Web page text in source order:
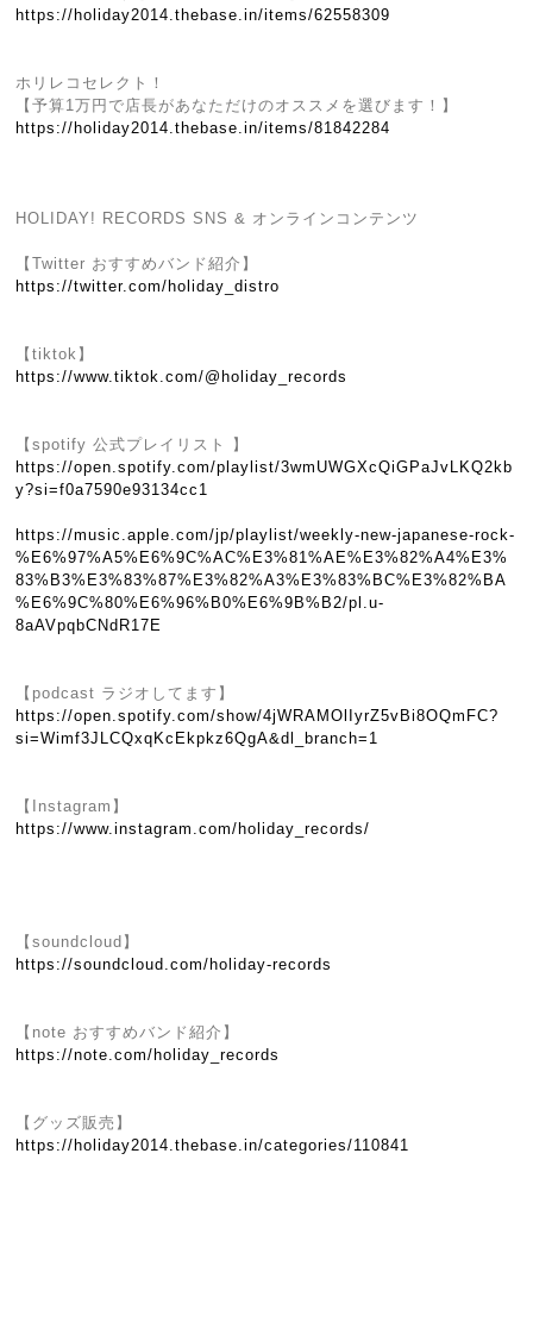
https://holiday2014.thebase.in/items/62558309
ホリレコセレクト！
【予算1万円で店長があなただけのオススメを選びます！】
https://holiday2014.thebase.in/items/81842284
HOLIDAY! RECORDS SNS & オンラインコンテンツ
【Twitter おすすめバンド紹介】
https://twitter.com/holiday_distro
【tiktok】
https://www.tiktok.com/@holiday_records
【spotify 公式プレイリスト 】
https://open.spotify.com/playlist/3wmUWGXcQiGPaJvLKQ2kb
y?si=f0a7590e93134cc1
https://music.apple.com/jp/playlist/weekly-new-japanese-rock-
%E6%97%A5%E6%9C%AC%E3%81%AE%E3%82%A4%E3%
83%B3%E3%83%87%E3%82%A3%E3%83%BC%E3%82%BA
%E6%9C%80%E6%96%B0%E6%9B%B2/pl.u-
8aAVpqbCNdR17E
【podcast ラジオしてます】
https://open.spotify.com/show/4jWRAMOlIyrZ5vBi8OQmFC?
si=Wimf3JLCQxqKcEkpkz6QgA&dl_branch=1
【Instagram】
https://www.instagram.com/holiday_records/
【soundcloud】
https://soundcloud.com/holiday-records
【note おすすめバンド紹介】
https://note.com/holiday_records
【グッズ販売】
https://holiday2014.thebase.in/categories/110841